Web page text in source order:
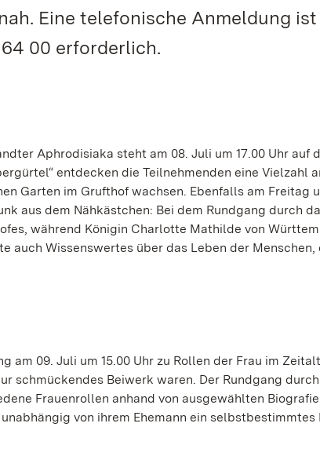
Eine telefonische Anmeldung
00 erforderlich.
Aphrodisiaka steht am 08. Juli um 17.00 Uhr auf
entdecken die Teilnehmenden eine Vielzahl
Garten im Grufthof wachsen. Ebenfalls am Freitag
aus dem Nähkästchen: Bei dem Rundgang durch
während Königin Charlotte Mathilde von
auch Wissenswertes über das Leben der Menschen,
am 09. Juli um 15.00 Uhr zu Rollen der Frau im
schmückendes Beiwerk waren. Der Rundgang
Frauenrollen anhand von ausgewählten
von ihrem Ehemann ein selbstbestimmtes